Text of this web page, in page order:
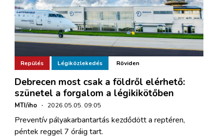
Repülés Légiközlekedés Röviden
Debrecen most csak a földről elérhető:
szünetel a forgalom a légikikötőben
MTI/iho · 2026.05.05. 09:05
Preventív pályakarbantartás kezdődött a reptéren,
péntek reggel 7 óráig tart.